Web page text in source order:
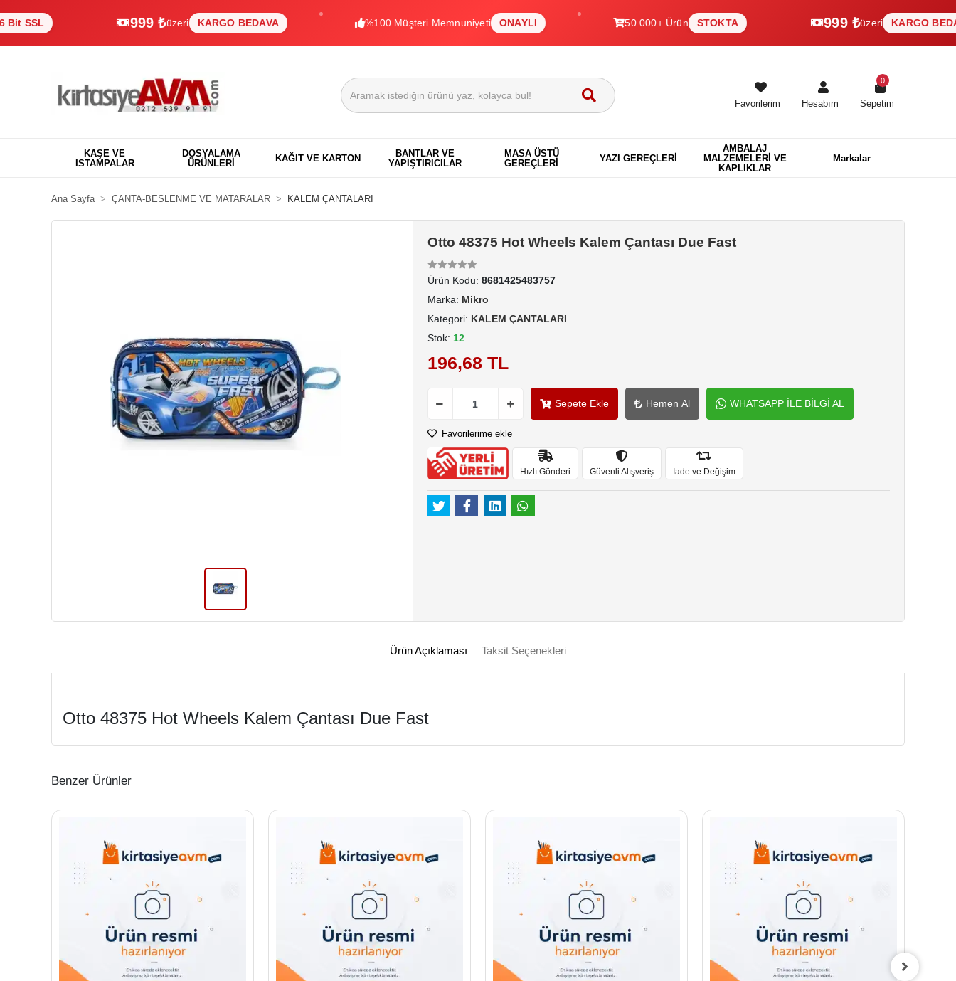
999 ₺üzeri KARGO BEDAVA %100 Müşteri Memnuniyeti ONAYLI 50.000+ Ürün STOKTA 999 ₺üzeri KARGO BEDAVA
Favorilerim Hesabım Sepetim
0
KAŞE VE
ISTAMPALAR
DOSYALAMA
ÜRÜNLERİ
KAĞIT VE KARTON
BANTLAR VE
YAPIŞTIRICILAR
MASA ÜSTÜ
GEREÇLERİ
YAZI GEREÇLERİ
AMBALAJ
MALZEMELERİ VE
KAPLIKLAR
Markalar
Ana Sayfa ÇANTA-BESLENME VE MATARALAR KALEM ÇANTALARI
Otto 48375 Hot Wheels Kalem Çantası Due Fast
Ürün Kodu: 8681425483757
Marka: Mikro
Kategori: KALEM ÇANTALARI
Stok: 12
196,68 TL
Sepete Ekle Hemen Al WHATSAPP İLE BİLGİ AL
Favorilerime ekle
Hızlı Gönderi Güvenli Alışveriş İade ve Değişim
Ürün Açıklaması Taksit Seçenekleri
Otto 48375 Hot Wheels Kalem Çantası Due Fast
Benzer Ürünler